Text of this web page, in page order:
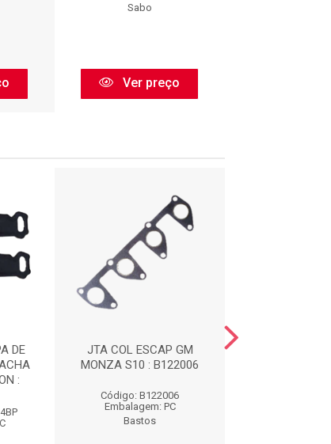
Sabo
Ver preço
DE
:
JTA COL ESCAP GM
MONZA S10 : B122006
Código: B122006
Embalagem: PC
Bastos